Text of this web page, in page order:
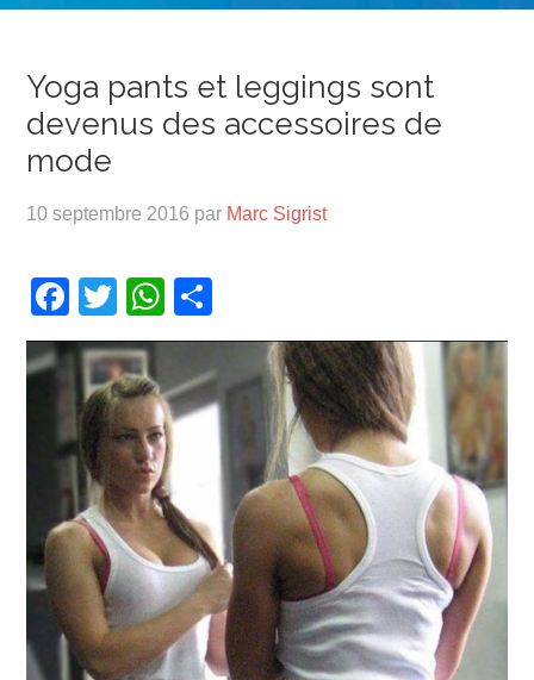
Yoga pants et leggings sont
devenus des accessoires de
mode
10 septembre 2016 par Marc Sigrist
Facebook
TwitterWhatsApp